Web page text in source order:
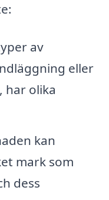
av
eller
har olika
kan
mark som
dess